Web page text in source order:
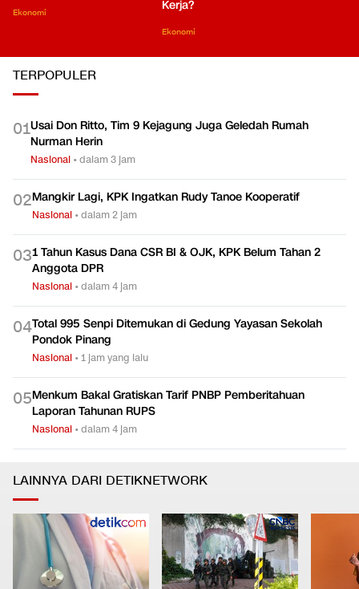
Ekonomi
Kerja?
Ekonomi
TERPOPULER
01Usai Don Ritto, Tim 9 Kejagung Juga Geledah Rumah
Nurman Herin
Nasional •dalam 3 jam
02Mangkir Lagi, KPK Ingatkan Rudy Tanoe Kooperatif
Nasional •dalam 2 jam
031 Tahun Kasus Dana CSR BI & OJK, KPK Belum Tahan 2
Anggota DPR
Nasional •dalam 4 jam
04Total 995 Senpi Ditemukan di Gedung Yayasan Sekolah
Pondok Pinang
Nasional •1 jam yang lalu
05Menkum Bakal Gratiskan Tarif PNBP Pemberitahuan
Laporan Tahunan RUPS
Nasional •dalam 4 jam
LAINNYA DARI DETIKNETWORK